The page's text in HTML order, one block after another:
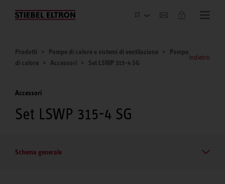
Azienda
Prodotti Pompe di calore e sistemi di ventilazione
Pompe
di calore
Accessori Set LSWP 315-4 SG
indietro
Accessori
Set LSWP 315-4 SG
Schema generale